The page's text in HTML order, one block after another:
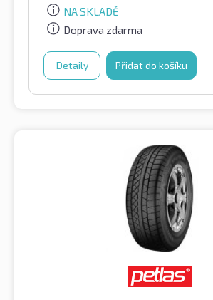
NA SKLADĚ
Doprava zdarma
Detaily Přidat do košíku